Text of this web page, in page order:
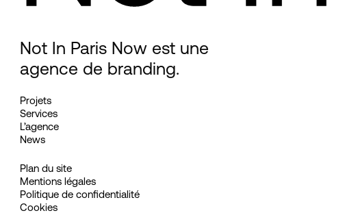
Not In Paris Now est une
agence de branding.
Projets
Services
L’agence
News
Plan du site
Mentions légales
Politique de confidentialité
Cookies